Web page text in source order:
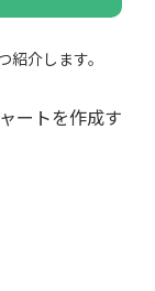
介します。
ートを作成す